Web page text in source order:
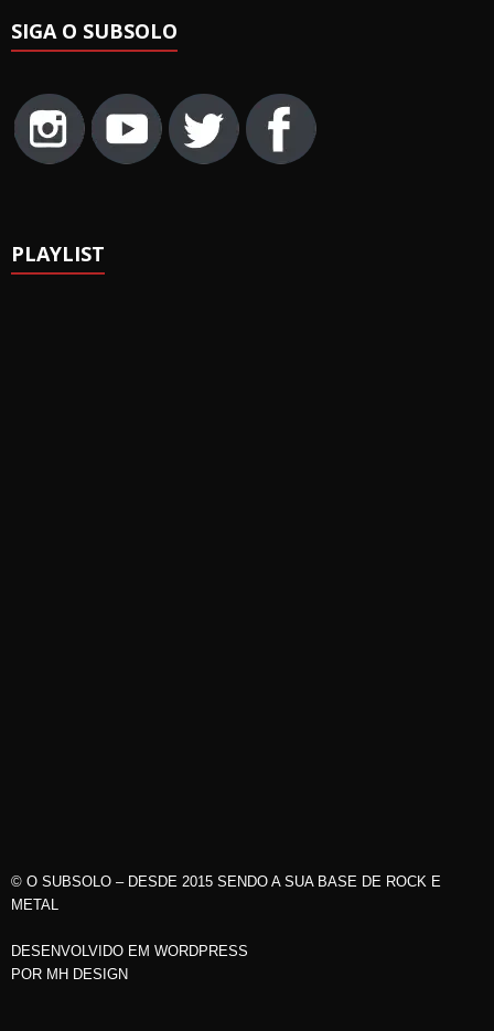
SIGA O SUBSOLO
PLAYLIST
© O SUBSOLO – DESDE 2015 SENDO A SUA BASE DE ROCK E
METAL
DESENVOLVIDO EM WORDPRESS
POR MH DESIGN